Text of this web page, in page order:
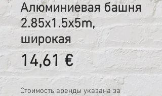
Алюминиевая башня
2.85x1.5x5m,
широкая
14,61 €Цена
Стоимость аренды указана за